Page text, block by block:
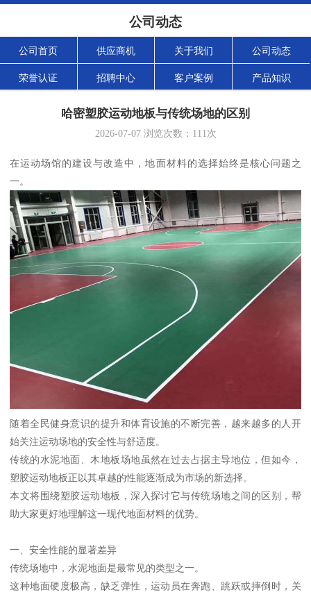
公司动态
公司首页 供应商机 关于我们 公司动态
荣誉认证 招聘中心 客户案例 产品知识
哈密塑胶运动地板与传统场地的区别
2026-07-07浏览次数： 111次
在运动场馆的建设与改造中，地面材料的选择始终是核心问题之
一。
随着全民健身意识的提升和体育设施的不断完善，越来越多的人开
始关注运动场地的安全性与舒适度。
传统的水泥地面、木地板场地虽然在过去占据主导地位，但如今，
塑胶运动地板正以其卓越的性能逐渐成为市场的新选择。
本文将围绕塑胶运动地板，深入探讨它与传统场地之间的区别，帮
助大家更好地理解这一现代地面材料的优势。
一、安全性能的显著差异
传统场地中，水泥地面是最常见的类型之一。
这种地面硬度极高，缺乏弹性，运动员在奔跑、跳跃或摔倒时，关